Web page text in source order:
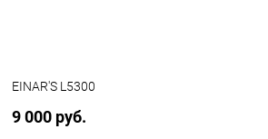
EINAR'S L5300
9 000 руб.